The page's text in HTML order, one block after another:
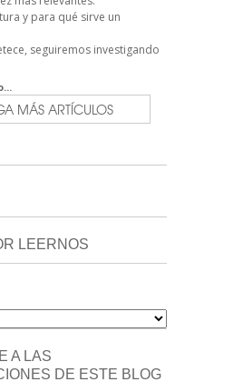
y para qué sirve un
seguiremos investigando
MÁS ARTÍCULOS
LEERNOS
A LAS
DE ESTE BLOG